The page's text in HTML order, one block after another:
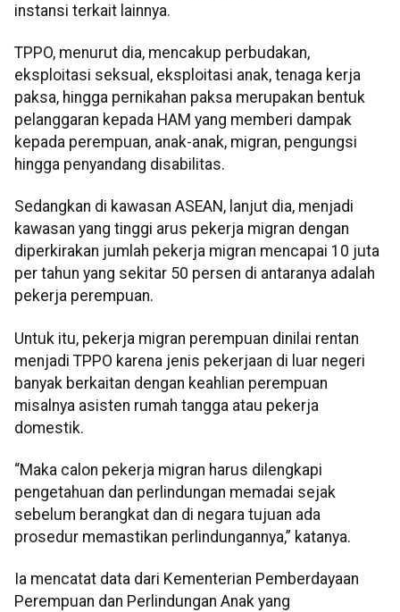
instansi terkait lainnya.
TPPO, menurut dia, mencakup perbudakan,
eksploitasi seksual, eksploitasi anak, tenaga kerja
paksa, hingga pernikahan paksa merupakan bentuk
pelanggaran kepada HAM yang memberi dampak
kepada perempuan, anak-anak, migran, pengungsi
hingga penyandang disabilitas.
Sedangkan di kawasan ASEAN, lanjut dia, menjadi
kawasan yang tinggi arus pekerja migran dengan
diperkirakan jumlah pekerja migran mencapai 10 juta
per tahun yang sekitar 50 persen di antaranya adalah
pekerja perempuan.
Untuk itu, pekerja migran perempuan dinilai rentan
menjadi TPPO karena jenis pekerjaan di luar negeri
banyak berkaitan dengan keahlian perempuan
misalnya asisten rumah tangga atau pekerja
domestik.
“Maka calon pekerja migran harus dilengkapi
pengetahuan dan perlindungan memadai sejak
sebelum berangkat dan di negara tujuan ada
prosedur memastikan perlindungannya,” katanya.
Ia mencatat data dari Kementerian Pemberdayaan
Perempuan dan Perlindungan Anak yang